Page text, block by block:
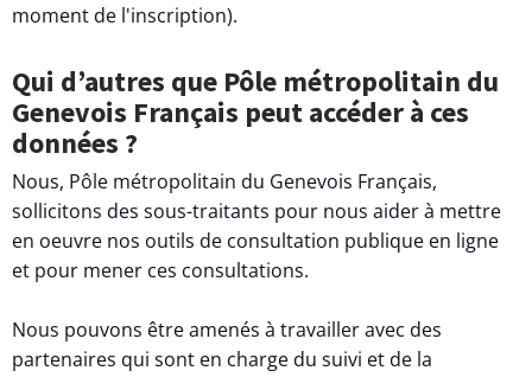
moment de l'inscription).
Qui d’autres que Pôle métropolitain du
Genevois Français peut accéder à ces
données ?
Nous, Pôle métropolitain du Genevois Français,
sollicitons des sous-traitants pour nous aider à mettre
en oeuvre nos outils de consultation publique en ligne
et pour mener ces consultations.
Nous pouvons être amenés à travailler avec des
partenaires qui sont en charge du suivi et de la